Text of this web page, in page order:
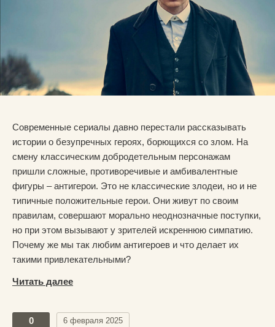
Современные сериалы давно перестали рассказывать
истории о безупречных героях, борющихся со злом. На
смену классическим добродетельным персонажам
пришли сложные, противоречивые и амбивалентные
фигуры – антигерои. Это не классические злодеи, но и не
типичные положительные герои. Они живут по своим
правилам, совершают морально неоднозначные поступки,
но при этом вызывают у зрителей искреннюю симпатию.
Почему же мы так любим антигероев и что делает их
такими привлекательными?
Читать далее
0 6 февраля 2025